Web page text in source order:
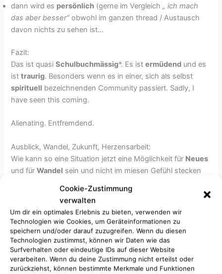
Cookie-Zustimmung
verwalten
Um dir ein optimales Erlebnis zu bieten, verwenden wir
Technologien wie Cookies, um Geräteinformationen zu
speichern und/oder darauf zuzugreifen. Wenn du diesen
Technologien zustimmst, können wir Daten wie das
Surfverhalten oder eindeutige IDs auf dieser Website
verarbeiten. Wenn du deine Zustimmung nicht erteilst oder
zurückziehst, können bestimmte Merkmale und Funktionen
dann wird es persönlich (gerne im Vergleich„ ich mach
das aber besser“obwohl im ganzen thread / Austausch
davon nichts zu sehen ist…
Fazit:
Das ist quasiSchulbuchmässig*. Es istermüdend und es
isttraurig. Besonders wenn es in einer, sich als selbst
spirituell bezeichnenden Community passiert. Sadly, I
have seen this coming.
Alienating. Entfremdend.
Ausblick, Wandel, Zukunft, Herzensarbeit:
Wie kann so eine Situation jetzt eine Möglichkeit für Neues
und fürWandel sein und nicht im miesen Gefühl stecken
Sicht der „Opfer“, der betroffenen von Vorurteilen:
m.E. ist es oft hilfreich, sichVerbündetezu suchen,
sichrauszuziehenaus einer solchen Situation.
MitFreund:innensprechen, mit demCoach, der
Psychotherapeut:in.SichUnterstützungholen.
Sichvernetzen. Empowerment.